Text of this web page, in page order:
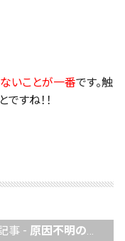
いことが一番です。触
すね！！
事 - 原因不明の不調、自律神経症状でお困りの貴方！こんなことはありませんか？